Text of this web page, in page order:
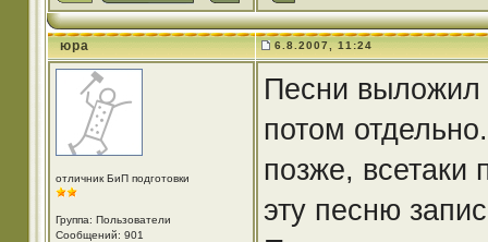
юра 6.8.2007, 11:24
отличник БиП подготовки
Группа: Пользователи
Сообщений: 901
Песни выложил
потом
позже, всетаки
эту песню